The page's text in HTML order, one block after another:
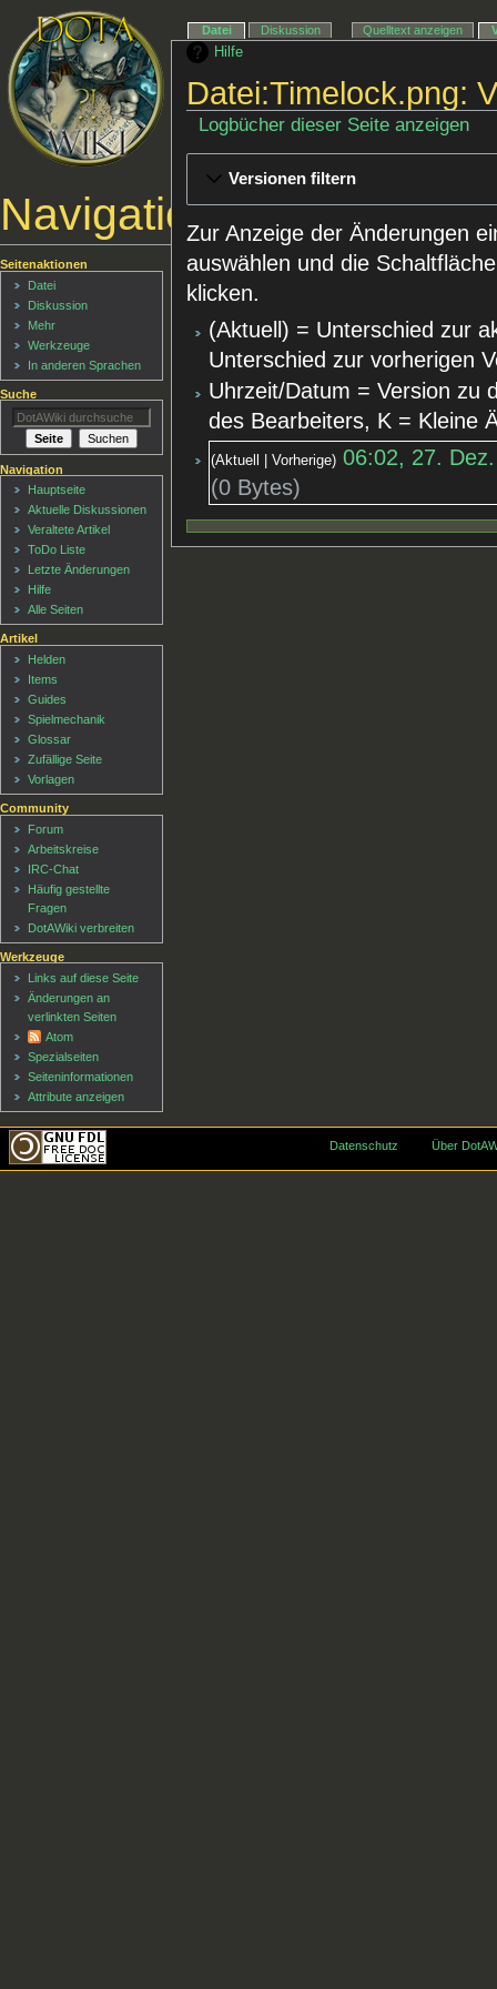
Hilfe
Datei:Timelock.png:
Logbücher dieser Seite anzeigen
Versionen filtern
Zur Anzeige der Änderungen
auswählen und die
klicken.
(Aktuell) = Unterschied zur
Unterschied zur vorherigen
Uhrzeit/Datum = Version zu
des Bearbeiters, K = Kleine
Aktuell Vorherige
06:02, 27.
0 Bytes
Navigationsmenü
Datei Diskussion Quelltext anzeigen
Seitenaktionen
Datei
Diskussion
Mehr
Werkzeuge
In anderen Sprachen
Suche
Navigation
Hauptseite
Aktuelle Diskussionen
Veraltete Artikel
ToDo Liste
Letzte Änderungen
Hilfe
Alle Seiten
Artikel
Helden
Items
Guides
Spielmechanik
Glossar
Zufällige Seite
Vorlagen
Community
Forum
Arbeitskreise
IRC-Chat
Häufig gestellte
Fragen
DotAWiki verbreiten
Werkzeuge
Links auf diese Seite
Änderungen an
verlinkten Seiten
Atom
Spezialseiten
Seiten­informationen
Attribute anzeigen
Datenschutz Über